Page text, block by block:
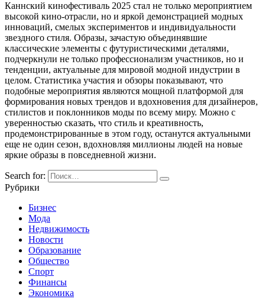
Каннский кинофестиваль 2025 стал не только мероприятием
высокой кино-отрасли, но и яркой демонстрацией модных
инноваций, смелых экспериментов и индивидуальности
звездного стиля. Образы, зачастую объединявшие
классические элементы с футуристическими деталями,
подчеркнули не только профессионализм участников, но и
тенденции, актуальные для мировой модной индустрии в
целом. Статистика участия и обзоры показывают, что
подобные мероприятия являются мощной платформой для
формирования новых трендов и вдохновения для дизайнеров,
стилистов и поклонников моды по всему миру. Можно с
уверенностью сказать, что стиль и креативность,
продемонстрированные в этом году, останутся актуальными
еще не один сезон, вдохновляя миллионы людей на новые
яркие образы в повседневной жизни.
Search for:
Рубрики
Бизнес
Мода
Недвижимость
Новости
Образование
Общество
Спорт
Финансы
Экономика